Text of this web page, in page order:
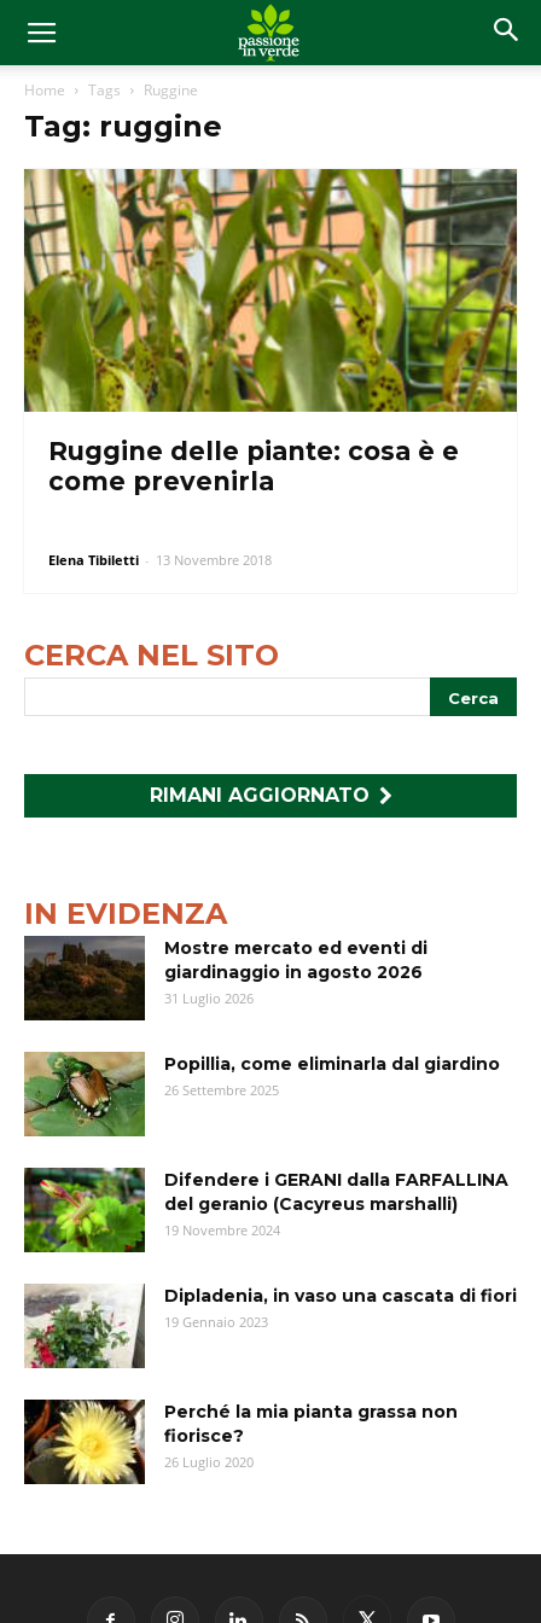
Home Tags Ruggine
Tag: ruggine
Ruggine delle piante: cosa è e
come prevenirla
Elena Tibiletti - 13 Novembre 2018
CERCA NEL SITO
RIMANI AGGIORNATO
IN EVIDENZA
Mostre mercato ed eventi di
giardinaggio in agosto 2026
31 Luglio 2026
Popillia, come eliminarla dal giardino
26 Settembre 2025
Difendere i GERANI dalla FARFALLINA
del geranio (Cacyreus marshalli)
19 Novembre 2024
Dipladenia, in vaso una cascata di fiori
19 Gennaio 2023
Perché la mia pianta grassa non
fiorisce?
26 Luglio 2020